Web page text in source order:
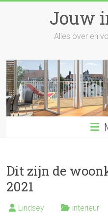
Jouw
Alles over en
Dit zijn de
2021
Lindsey interieur